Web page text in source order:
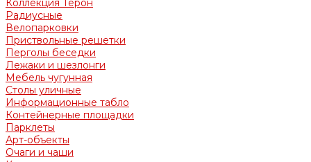
Коллекция Терон
Радиусные
Велопарковки
Приствольные решетки
Перголы беседки
Лежаки и шезлонги
Мебель чугунная
Столы уличные
Информационные табло
Контейнерные площадки
Парклеты
Арт-объекты
Очаги и чаши